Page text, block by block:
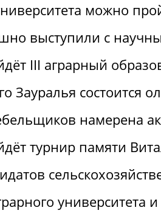
можно
выступили с
III аграрный
Зауралья состоится
намерена
турнир памяти